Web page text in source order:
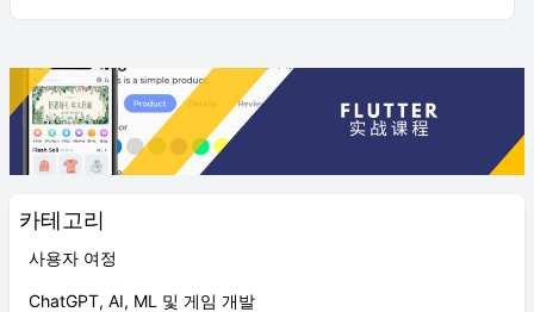
카테고리
사용자 여정
ChatGPT, AI, ML 및 게임 개발